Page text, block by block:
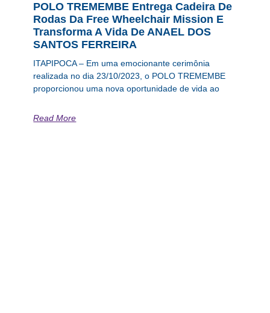
POLO TREMEMBE Entrega Cadeira De
Rodas Da Free Wheelchair Mission E
Transforma A Vida De ANAEL DOS
SANTOS FERREIRA
ITAPIPOCA – Em uma emocionante cerimônia
realizada no dia 23/10/2023, o POLO TREMEMBE
proporcionou uma nova oportunidade de vida ao
Read More